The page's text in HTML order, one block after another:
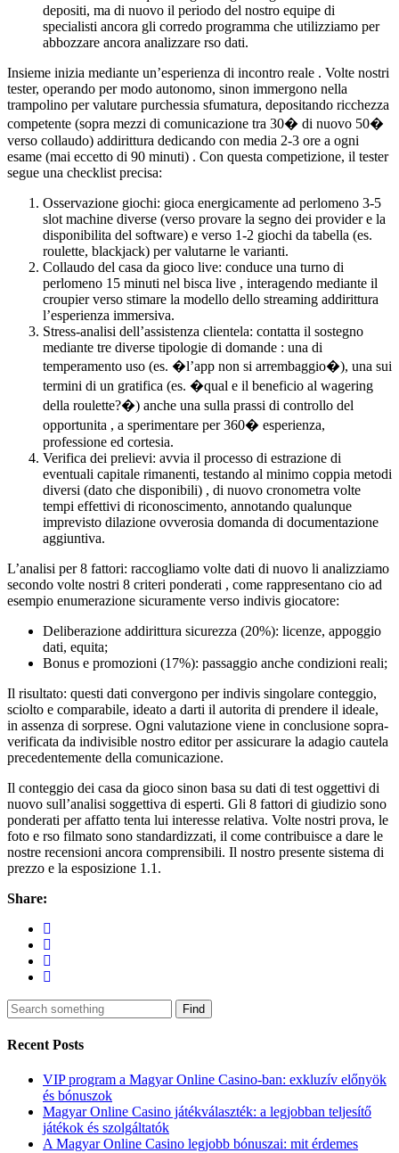
depositi, ma di nuovo il periodo del nostro equipe di
specialisti ancora gli corredo programma che utilizziamo per
abbozzare ancora analizzare rso dati.
Insieme inizia mediante un’esperienza di incontro reale . Volte nostri
tester, operando per modo autonomo, sinon immergono nella
trampolino per valutare purchessia sfumatura, depositando ricchezza
competente (sopra mezzi di comunicazione tra 30� di nuovo 50�
verso collaudo) addirittura dedicando con media 2-3 ore a ogni
esame (mai eccetto di 90 minuti) . Con questa competizione, il tester
segue una checklist precisa:
Osservazione giochi: gioca energicamente ad perlomeno 3-5
slot machine diverse (verso provare la segno dei provider e la
disponibilita del software) e verso 1-2 giochi da tabella (es.
roulette, blackjack) per valutarne le varianti.
Collaudo del casa da gioco live: conduce una turno di
perlomeno 15 minuti nel bisca live , interagendo mediante il
croupier verso stimare la modello dello streaming addirittura
l’esperienza immersiva.
Stress-analisi dell’assistenza clientela: contatta il sostegno
mediante tre diverse tipologie di domande : una di
temperamento uso (es. �l’app non si arrembaggio�), una sui
termini di un gratifica (es. �qual e il beneficio al wagering
della roulette?�) anche una sulla prassi di controllo del
opportunita , a sperimentare per 360� esperienza,
professione ed cortesia.
Verifica dei prelievi: avvia il processo di estrazione di
eventuali capitale rimanenti, testando al minimo coppia metodi
diversi (dato che disponibili) , di nuovo cronometra volte
tempi effettivi di riconoscimento, annotando qualunque
imprevisto dilazione ovverosia domanda di documentazione
aggiuntiva.
L’analisi per 8 fattori: raccogliamo volte dati di nuovo li analizziamo
secondo volte nostri 8 criteri ponderati , come rappresentano cio ad
esempio enumerazione sicuramente verso indivis giocatore:
Deliberazione addirittura sicurezza (20%): licenze, appoggio
dati, equita;
Bonus e promozioni (17%): passaggio anche condizioni reali;
Il risultato: questi dati convergono per indivis singolare conteggio,
sciolto e comparabile, ideato a darti il autorita di prendere il ideale,
in assenza di sorprese. Ogni valutazione viene in conclusione sopra-
verificata da indivisible nostro editor per assicurare la adagio cautela
precedentemente della comunicazione.
Il conteggio dei casa da gioco sinon basa su dati di test oggettivi di
nuovo sull’analisi soggettiva di esperti. Gli 8 fattori di giudizio sono
ponderati per affatto tenta lui interesse relativa. Volte nostri prova, le
foto e rso filmato sono standardizzati, il come contribuisce a dare le
nostre recensioni ancora comprensibili. Il nostro presente sistema di
prezzo e la esposizione 1.1.
Share:
Find
Recent Posts
VIP program a Magyar Online Casino-ban: exkluzív előnyök
és bónuszok
Magyar Online Casino játékválaszték: a legjobban teljesítő
játékok és szolgáltatók
A Magyar Online Casino legjobb bónuszai: mit érdemes